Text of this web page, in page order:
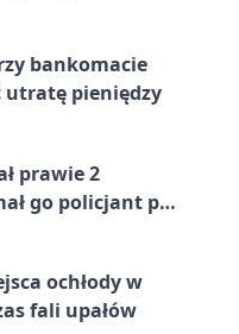
bankomacie
utratę pieniędzy
prawie 2
go policjant po
ochłody w
fali upałów